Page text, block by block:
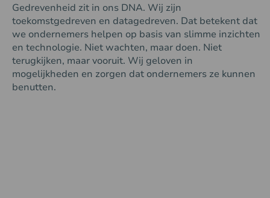
Gedrevenheid zit in ons DNA. Wij zijn
toekomstgedreven en datagedreven. Dat betekent dat
we ondernemers helpen op basis van slimme inzichten
en technologie. Niet wachten, maar doen. Niet
terugkijken, maar vooruit. Wij geloven in
mogelijkheden en zorgen dat ondernemers ze kunnen
benutten.